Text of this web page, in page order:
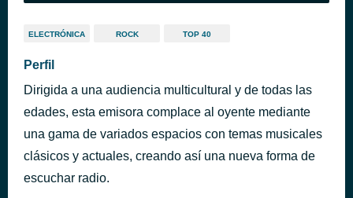
ELECTRÓNICA ROCK TOP 40
Perfil
Dirigida a una audiencia multicultural y de todas las
edades, esta emisora complace al oyente mediante
una gama de variados espacios con temas musicales
clásicos y actuales, creando así una nueva forma de
escuchar radio.